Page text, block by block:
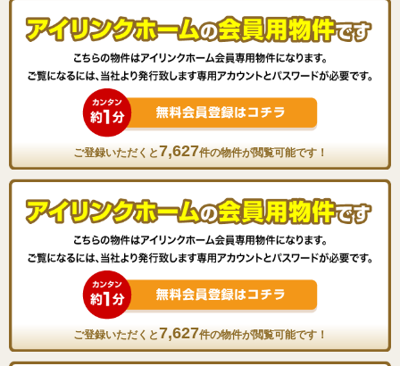
ご登録いただくと7,627件の物件が閲覧可能です！
ご登録いただくと7,627件の物件が閲覧可能です！